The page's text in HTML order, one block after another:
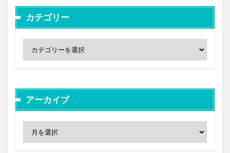
カテゴリー
アーカイブ